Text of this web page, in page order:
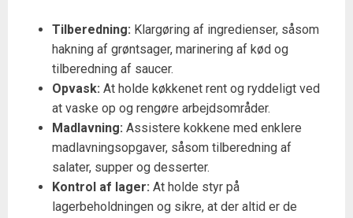
Tilberedning: Klargøring af ingredienser, såsom
hakning af grøntsager, marinering af kød og
tilberedning af saucer.
Opvask: At holde køkkenet rent og ryddeligt ved
at vaske op og rengøre arbejdsområder.
Madlavning: Assistere kokkene med enklere
madlavningsopgaver, såsom tilberedning af
salater, supper og desserter.
Kontrol af lager: At holde styr på
lagerbeholdningen og sikre, at der altid er de